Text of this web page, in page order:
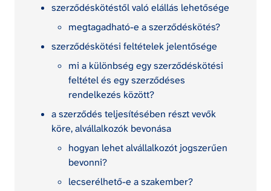
szerződéskötéstől való elállás lehetősége
megtagadható-e a szerződéskötés?
szerződéskötési feltételek jelentősége
mi a különbség egy szerződéskötési
feltétel és egy szerződéses
rendelkezés között?
a szerződés teljesítésében részt vevők
köre, alvállalkozók bevonása
hogyan lehet alvállalkozót jogszerűen
bevonni?
lecserélhető-e a szakember?